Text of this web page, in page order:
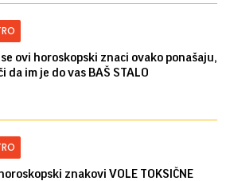
ovi horoskopski znaci ovako ponašaju,
da im je do vas BAŠ STALO
znakovi VOLE TOKSIČNE